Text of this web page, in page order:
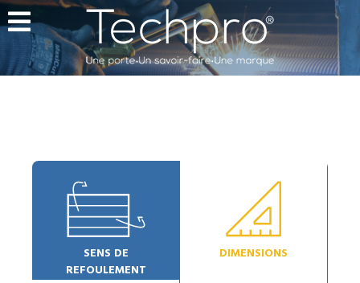
SENS DE
REFOULEMENT
DIMENSIONS